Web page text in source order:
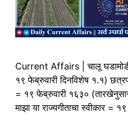
Current Affairs | चालू
१९ फेब्रुवारी दिनविशेष १.१)
= १९ फेब्रुवारी १६३०
माझा या राज्यगीताचा स्वीकार =